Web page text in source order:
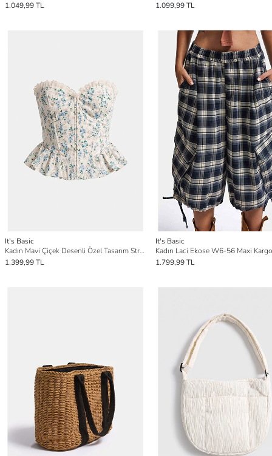
1.049,99 TL
1.099,99 TL
It's Basic
Kadın Mavi Çiçek Desenli Özel Tasarım Straplez Büstiyer
1.399,99 TL
It's Basic
1.799,99 TL